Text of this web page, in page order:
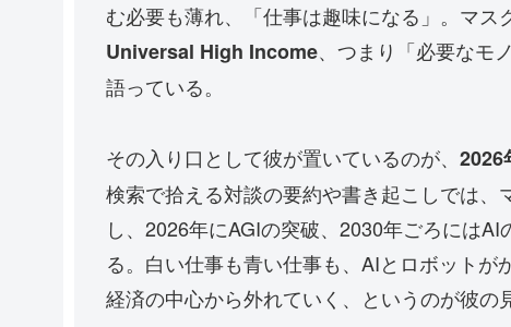
む必要も薄れ、「仕事は趣味になる」。マス
Universal High Income、つまり「必要なモ
語っている。
その入り口として彼が置いているのが、 2026
検索で拾える対談の要約や書き起こしでは
し、2026年にAGIの突破、2030年ごろには
る。白い仕事も青い仕事も、AIとロボット
経済の中心から外れていく、というのが彼の